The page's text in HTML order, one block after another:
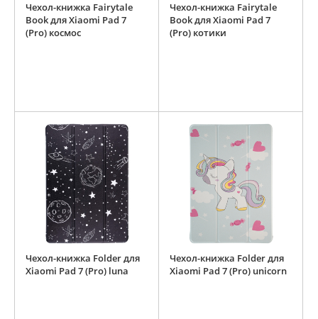
Чехол-книжка Fairytale
Book для Xiaomi Pad 7
(Pro) космос
Чехол-книжка Fairytale
Book для Xiaomi Pad 7
(Pro) котики
Чехол-книжка Folder для
Xiaomi Pad 7 (Pro) luna
Чехол-книжка Folder для
Xiaomi Pad 7 (Pro) unicorn